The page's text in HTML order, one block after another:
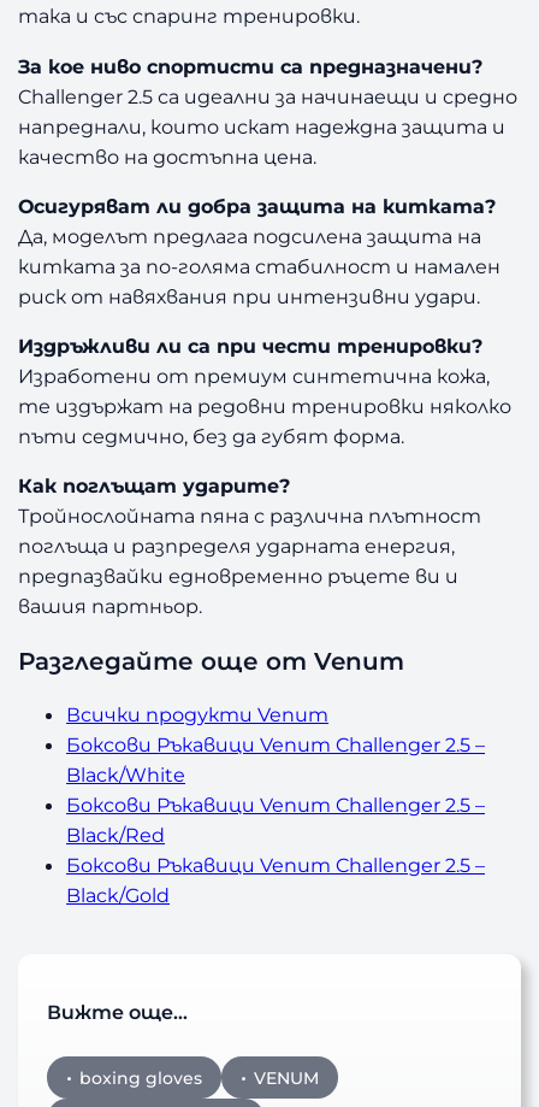
така и със спаринг тренировки.
За кое ниво спортисти са предназначени?
Challenger 2.5 са идеални за начинаещи и средно
напреднали, които искат надеждна защита и
качество на достъпна цена.
Осигуряват ли добра защита на китката?
Да, моделът предлага подсилена защита на
китката за по-голяма стабилност и намален
риск от навяхвания при интензивни удари.
Издръжливи ли са при чести тренировки?
Изработени от премиум синтетична кожа,
те издържат на редовни тренировки няколко
пъти седмично, без да губят форма.
Как поглъщат ударите?
Тройнослойната пяна с различна плътност
поглъща и разпределя ударната енергия,
предпазвайки едновременно ръцете ви и
вашия партньор.
Разгледайте още от Venum
Всички продукти Venum
Боксови Ръкавици Venum Challenger 2.5 –
Black/White
Боксови Ръкавици Venum Challenger 2.5 –
Black/Red
Боксови Ръкавици Venum Challenger 2.5 –
Black/Gold
Вижте още…
boxing gloves
VENUM